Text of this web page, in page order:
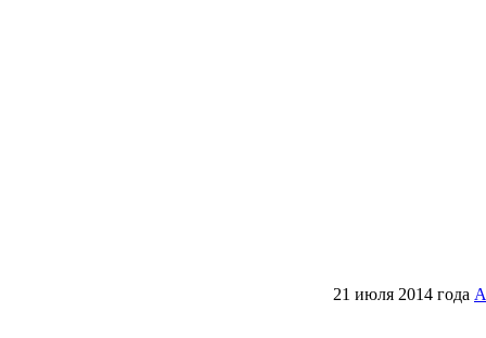
21 июля 2014 года